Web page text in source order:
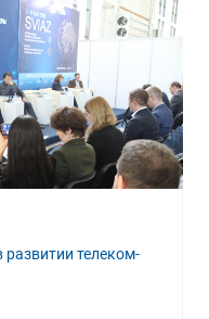
развитии телеком-